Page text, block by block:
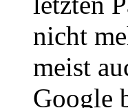
nicht
meist
Google